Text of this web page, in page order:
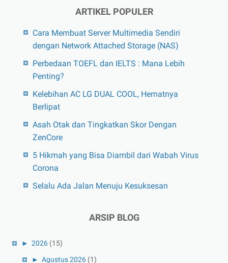
ARTIKEL POPULER
Cara Membuat Server Multimedia Sendiri
dengan Network Attached Storage (NAS)
Perbedaan TOEFL dan IELTS : Mana Lebih
Penting?
Kelebihan AC LG DUAL COOL, Hematnya
Berlipat
Asah Otak dan Tingkatkan Skor Dengan
ZenCore
5 Hikmah yang Bisa Diambil dari Wabah Virus
Corona
Selalu Ada Jalan Menuju Kesuksesan
ARSIP BLOG
► 2026 (15)
► Agustus 2026 (1)